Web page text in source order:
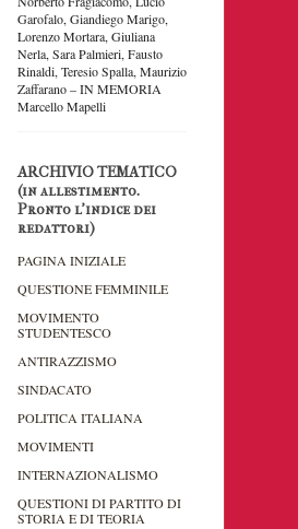
Garofalo, Giandiego Marigo,
Lorenzo Mortara, Giuliana
Nerla, Sara Palmieri, Fausto
Rinaldi, Teresio Spalla, Maurizio
Zaffarano – IN MEMORIA
Marcello Mapelli
ARCHIVIO TEMATICO
(in allestimento.
Pronto l'indice dei
redattori)
PAGINA INIZIALE
QUESTIONE FEMMINILE
MOVIMENTO
STUDENTESCO
ANTIRAZZISMO
SINDACATO
POLITICA ITALIANA
MOVIMENTI
INTERNAZIONALISMO
QUESTIONI DI PARTITO DI
STORIA E DI TEORIA